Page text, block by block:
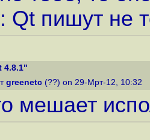
Qt пишут не
4.8.1"
greenetc (??) on 29-Мрт-12, 10:32
мешает